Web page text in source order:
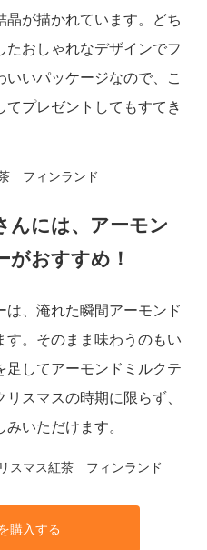
が描かれています。どち
たおしゃれなデザインでフ
いパッケージなので、こ
プレゼントしてもすてき
んには、アーモン
がおすすめ！
、淹れた瞬間アーモンド
。そのまま味わうのもい
足してアーモンドミルクテ
スマスの時期に限らず、
いただけます。
購入する